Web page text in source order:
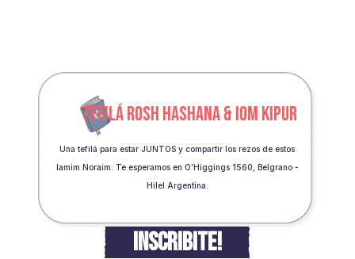
TEFILÁ ROSH HASHANA & IOM KIPUR
Una tefilá para estar JUNTOS y compartir los rezos de estos
Iamim Noraim. Te esperamos en O’Higgings 1560, Belgrano -
Hilel Argentina.
INSCRIBITE!